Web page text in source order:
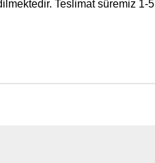
Teslimat süremiz